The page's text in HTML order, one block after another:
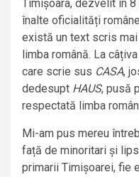
Timișoara, dezvelit în
înalte oficialități
există un text scris
limba română. La
care scrie sus CASA,
dedesupt HAUS, pusă
respectată limba
Mi-am pus mereu
față de minoritari și
primarii Timișoarei, fie